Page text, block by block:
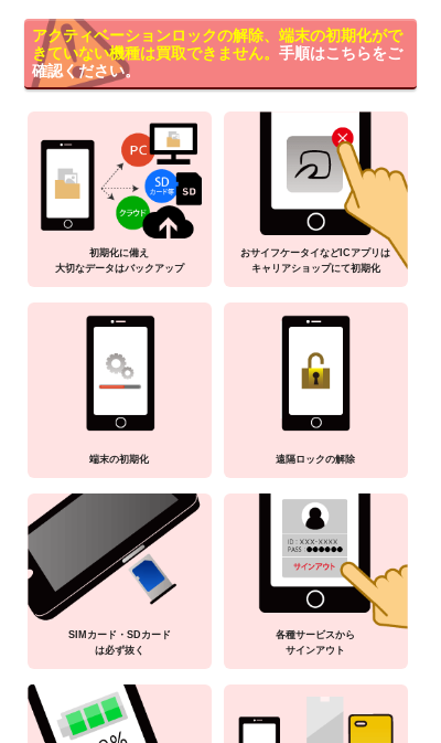
アクティベーションロックの解除、端末の初期化がで
きていない機種は買取できません。 手順はこちらをご
確認ください。
初期化に備え
大切なデータはバックアップ
おサイフケータイなどICアプリは
キャリアショップにて初期化
端末の初期化 遠隔ロックの解除
SIMカード・SDカード
は必ず抜く
各種サービスから
サインアウト